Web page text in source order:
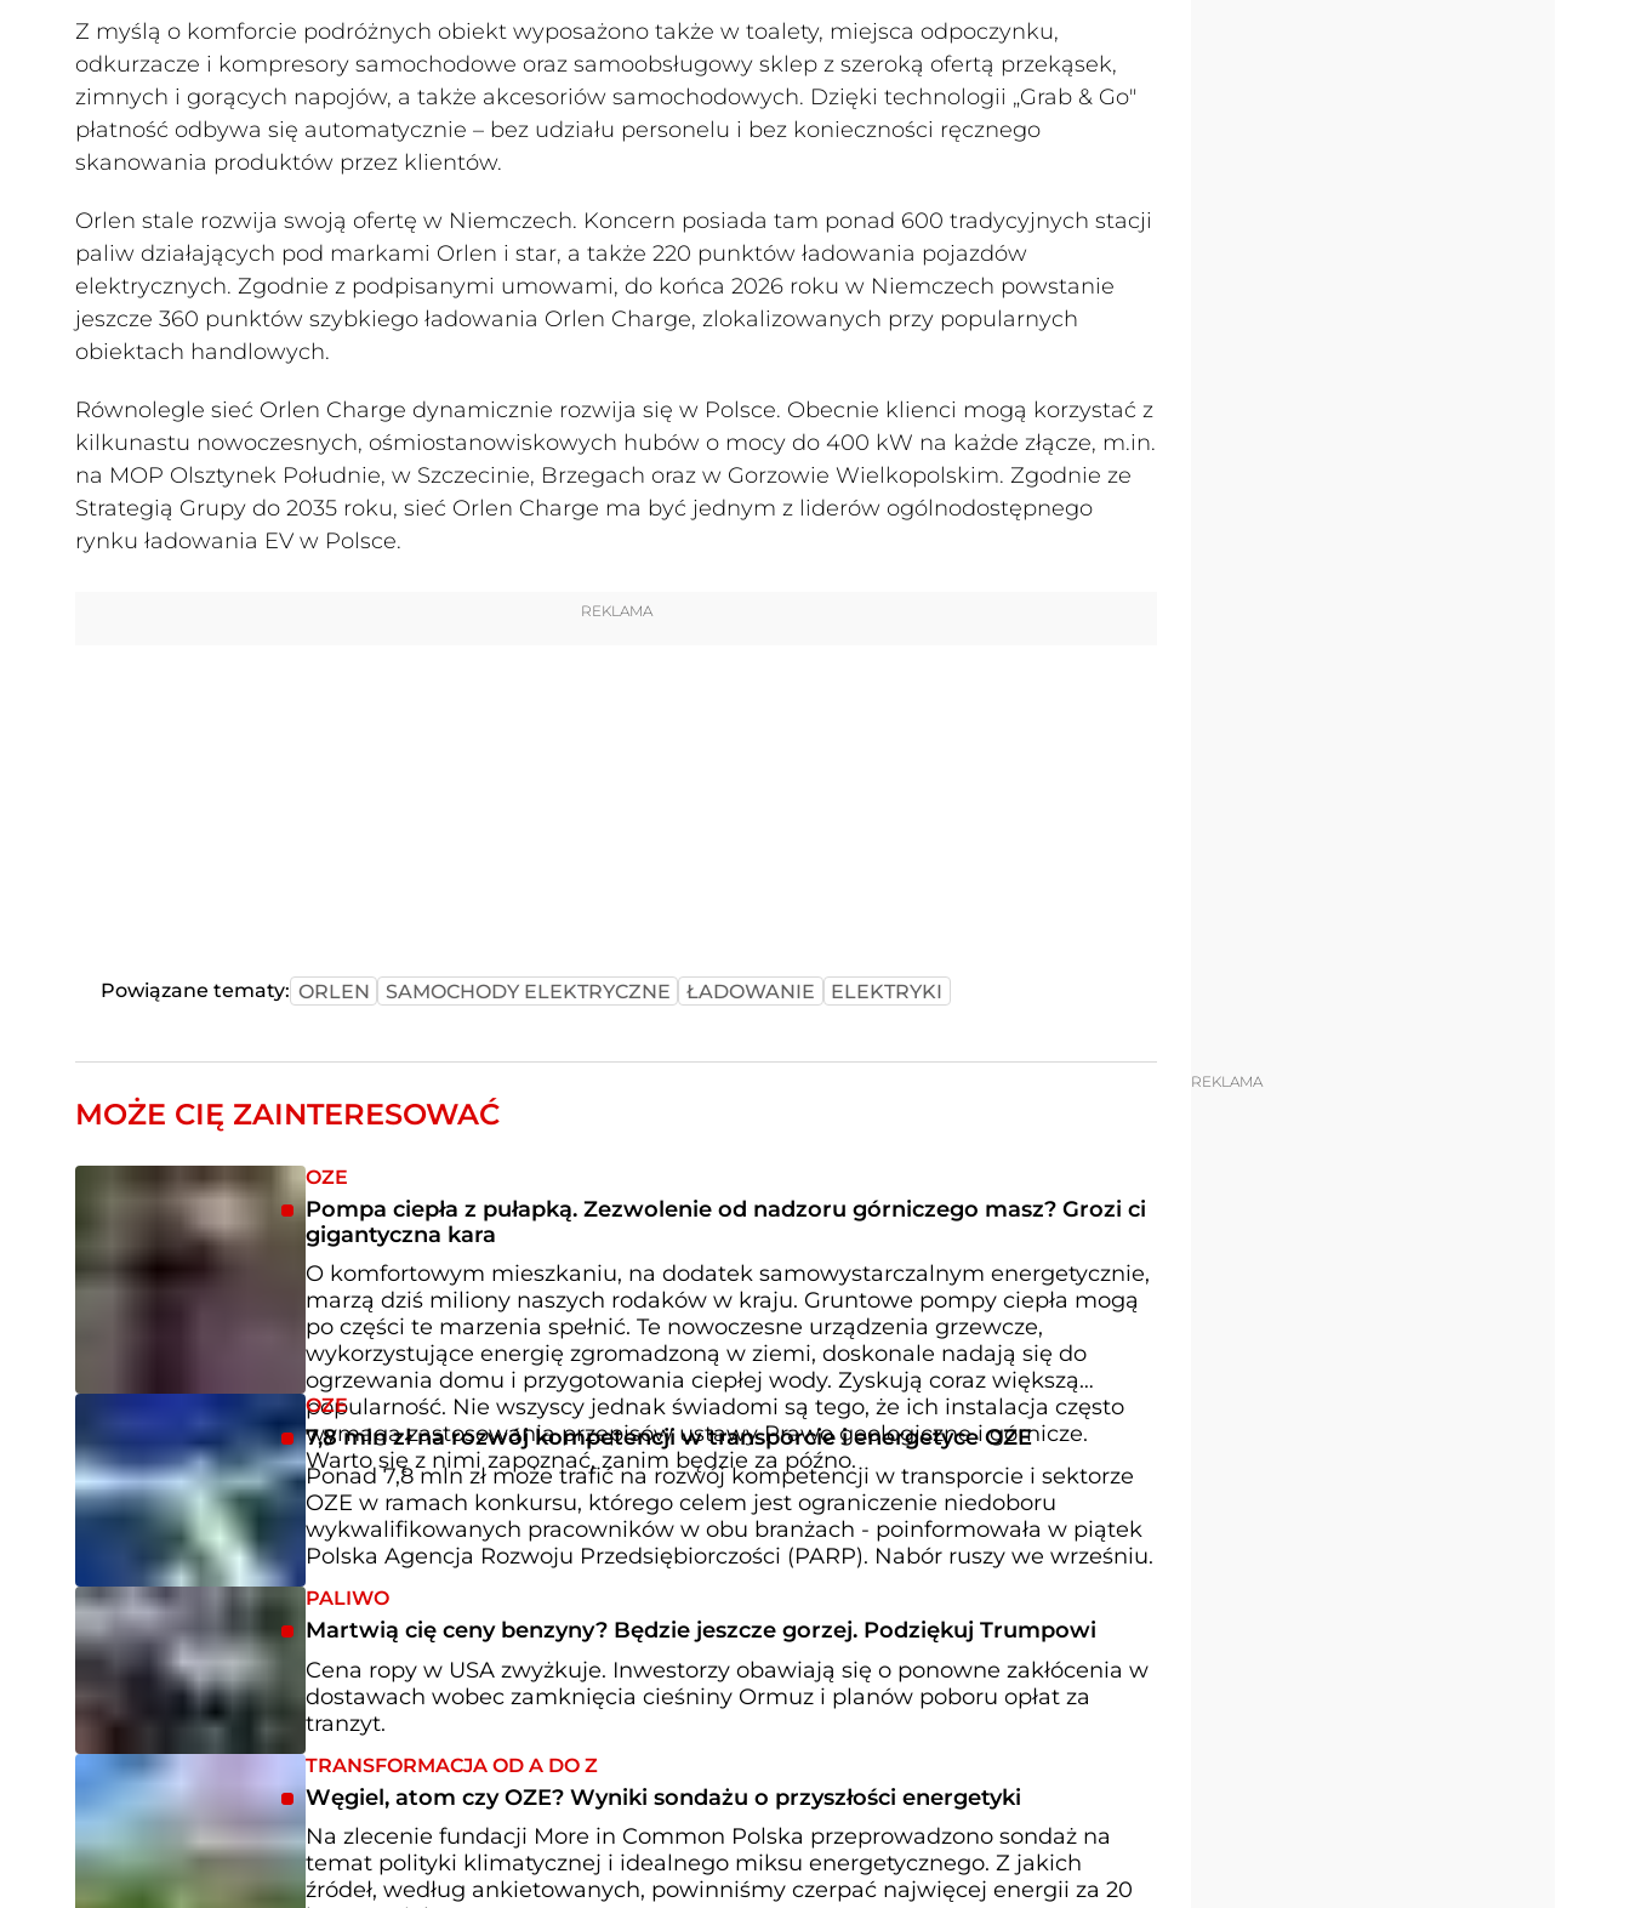
Z myślą o komforcie podróżnych obiekt wyposażono także w toalety, miejsca odpoczynku,
odkurzacze i kompresory samochodowe oraz samoobsługowy sklep z szeroką ofertą przekąsek,
zimnych i gorących napojów, a także akcesoriów samochodowych. Dzięki technologii „Grab & Go"
płatność odbywa się automatycznie – bez udziału personelu i bez konieczności ręcznego
skanowania produktów przez klientów.
Orlen stale rozwija swoją ofertę w Niemczech. Koncern posiada tam ponad 600 tradycyjnych stacji
paliw działających pod markami Orlen i star, a także 220 punktów ładowania pojazdów
elektrycznych. Zgodnie z podpisanymi umowami, do końca 2026 roku w Niemczech powstanie
jeszcze 360 punktów szybkiego ładowania Orlen Charge, zlokalizowanych przy popularnych
obiektach handlowych.
Równolegle sieć Orlen Charge dynamicznie rozwija się w Polsce. Obecnie klienci mogą korzystać z
kilkunastu nowoczesnych, ośmiostanowiskowych hubów o mocy do 400 kW na każde złącze, m.in.
na MOP Olsztynek Południe, w Szczecinie, Brzegach oraz w Gorzowie Wielkopolskim. Zgodnie ze
Strategią Grupy do 2035 roku, sieć Orlen Charge ma być jednym z liderów ogólnodostępnego
rynku ładowania EV w Polsce.
REKLAMA
Powiązane tematy: ORLEN SAMOCHODY ELEKTRYCZNE ŁADOWANIE ELEKTRYKI
MOŻE CIĘ ZAINTERESOWAĆ
OZE
Pompa ciepła z pułapką. Zezwolenie od nadzoru górniczego masz? Grozi ci
gigantyczna kara
O komfortowym mieszkaniu, na dodatek samowystarczalnym energetycznie,
marzą dziś miliony naszych rodaków w kraju. Gruntowe pompy ciepła mogą
po części te marzenia spełnić. Te nowoczesne urządzenia grzewcze,
wykorzystujące energię zgromadzoną w ziemi, doskonale nadają się do
ogrzewania domu i przygotowania ciepłej wody. Zyskują coraz większą
popularność. Nie wszyscy jednak świadomi są tego, że ich instalacja często
wymaga zastosowania przepisów ustawy Prawo geologiczne i górnicze.
Warto się z nimi zapoznać, zanim będzie za późno.
OZE
7,8 mln zł na rozwój kompetencji w transporcie i energetyce OZE
Ponad 7,8 mln zł może trafić na rozwój kompetencji w transporcie i sektorze
OZE w ramach konkursu, którego celem jest ograniczenie niedoboru
wykwalifikowanych pracowników w obu branżach - poinformowała w piątek
Polska Agencja Rozwoju Przedsiębiorczości (PARP). Nabór ruszy we wrześniu.
PALIWO
Martwią cię ceny benzyny? Będzie jeszcze gorzej. Podziękuj Trumpowi
Cena ropy w USA zwyżkuje. Inwestorzy obawiają się o ponowne zakłócenia w
dostawach wobec zamknięcia cieśniny Ormuz i planów poboru opłat za
tranzyt.
TRANSFORMACJA OD A DO Z
Węgiel, atom czy OZE? Wyniki sondażu o przyszłości energetyki
Na zlecenie fundacji More in Common Polska przeprowadzono sondaż na
temat polityki klimatycznej i idealnego miksu energetycznego. Z jakich
źródeł, według ankietowanych, powinniśmy czerpać najwięcej energii za 20
REKLAMA